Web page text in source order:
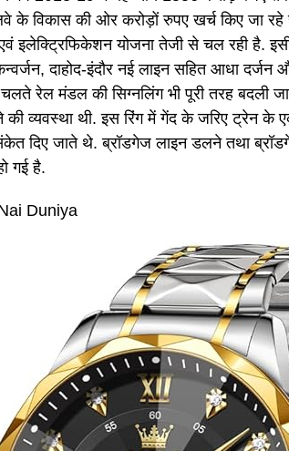
के विकास की ओर करोड़ों रुपए खर्च किए जा
इलेक्ट्रिफिकेशन योजना तेजी से चल रही है.
दाहोद-इंदौर नई लाइन सहित आधा दर्जन
रेल मंडल की सिग्नलिंग भी पूरी तरह बदली
की व्यवस्था थी. इस रिंग में गेंद के जरिए ट्रेन
दिए जाते थे. ब्रॉडगेज लाइन डलने तथा
गई है.
Duniya